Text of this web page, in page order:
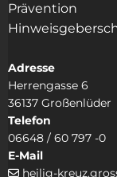
Prävention
Adresse
Herrengasse 6
36137 Großenlüder
Telefon
06648 / 60 797 -0
E-Mail
 heilig-